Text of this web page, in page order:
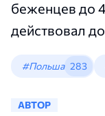
беженцев до
действовал
#Польша 283
АВТОР